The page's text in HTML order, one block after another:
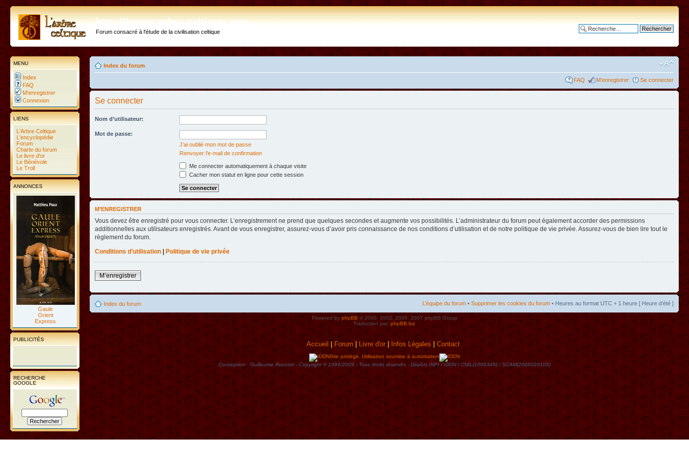
http://forum.arbre-celtique.com
Forum consacré à l'étude de la civilisation celtique
MENU
Index
FAQ
M’enregistrer
Connexion
LIENS
L'Arbre Celtique
L'encyclopédie
Forum
Charte du forum
Le livre d'or
Le Bénévole
Le Troll
ANNONCES
Gaule
Orient
Express
PUBLICITÉS
RECHERCHE
GOOGLE
Index du forum
FAQ M’enregistrer Se connecter
Se connecter
Nom d’utilisateur:
Mot de passe:
J’ai oublié mon mot de passe
Renvoyer l’e-mail de confirmation
Me connecter automatiquement à chaque visite
Cacher mon statut en ligne pour cette session
M’ENREGISTRER
Vous devez être enregistré pour vous connecter. L’enregistrement ne prend que quelques secondes et augmente vos possibilités. L’administrateur du forum peut également accorder des permissions
additionnelles aux utilisateurs enregistrés. Avant de vous enregistrer, assurez-vous d’avoir pris connaissance de nos conditions d’utilisation et de notre politique de vie privée. Assurez-vous de bien lire tout le
règlement du forum.
Conditions d’utilisation
Politique de vie privée
M’enregistrer
Index du forum L’équipe du forum • Supprimer les cookies du forum • Heures au format UTC + 1 heure [ Heure d’été ]
Powered byphpBB© 2000, 2002, 2005, 2007 phpBB Group
Traduction par:phpBB.biz
Accueil| Forum|Livre d'or|Infos Lègales|Contact
Site protégé. Utilisation soumise à autorisation
Conception : Guillaume Roussel - Copyright © 1999/2009 - Tous droits rèservès - Dèpôts INPI / IDDN / CNIL(1006349) / SCAM(2006020105)